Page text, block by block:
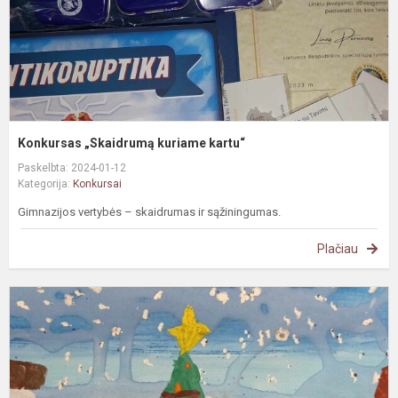
Konkursas „Skaidrumą kuriame kartu“
Paskelbta: 2024-01-12
Kategorija: Konkursai
Gimnazijos vertybės – skaidrumas ir sąžiningumas.
Plačiau